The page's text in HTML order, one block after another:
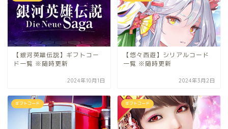
【銀河英雄伝説】ギフトコー
ド一覧 ※随時更新
2024年10月1日
【悠々西遊】シリアルコード
一覧 ※随時更新
2024年3月2日
ギフトコード ギフトコード